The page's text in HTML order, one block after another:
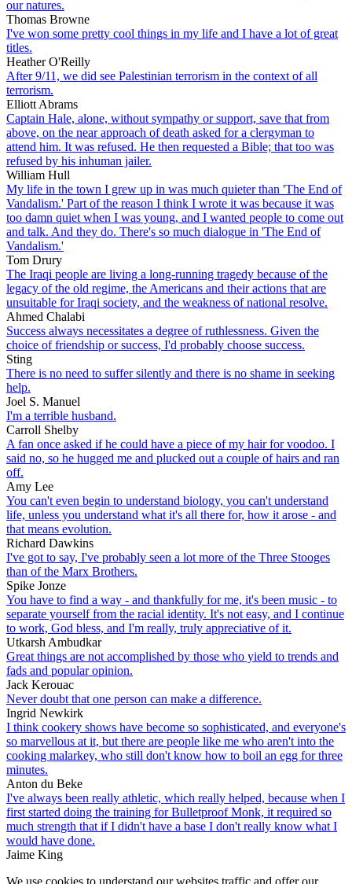
our natures.
Thomas Browne
I've won some pretty cool things in my life and I have a lot of great
titles.
Heather O'Reilly
After 9/11, we did see Palestinian terrorism in the context of all
terrorism.
Elliott Abrams
Captain Hale, alone, without sympathy or support, save that from
above, on the near approach of death asked for a clergyman to
attend him. It was refused. He then requested a Bible; that too was
refused by his inhuman jailer.
William Hull
My life in the town I grew up in was much quieter than 'The End of
Vandalism.' Part of the reason I think I wrote it was because it was
too damn quiet when I was young, and I wanted people to come out
and talk. And they do. There's so much dialogue in 'The End of
Vandalism.'
Tom Drury
The Iraqi people are living a long-running tragedy because of the
legacy of the old regime, the Americans and their actions that are
unsuitable for Iraqi society, and the weakness of national resolve.
Ahmed Chalabi
Success always necessitates a degree of ruthlessness. Given the
choice of friendship or success, I'd probably choose success.
Sting
There is no need to suffer silently and there is no shame in seeking
help.
Joel S. Manuel
I'm a terrible husband.
Carroll Shelby
A fan once asked if he could have a piece of my hair for voodoo. I
said no, so he hugged me and plucked out a couple of hairs and ran
off.
Amy Lee
You can't even begin to understand biology, you can't understand
life, unless you understand what it's all there for, how it arose - and
that means evolution.
Richard Dawkins
I've got to say, I've probably seen a lot more of the Three Stooges
than of the Marx Brothers.
Spike Jonze
You have to find a way - and thankfully for me, it's been music - to
separate yourself from the racial identity. It's not easy, and I continue
to work, God bless, and I'm really, truly appreciative of it.
Utkarsh Ambudkar
Great things are not accomplished by those who yield to trends and
fads and popular opinion.
Jack Kerouac
Never doubt that one person can make a difference.
Ingrid Newkirk
I think cookery shows have become so sophisticated, and everyone's
so marvellous at it, but there are people like me who aren't into the
cooking malarkey, who still don't know how to boil an egg for three
minutes.
Anton du Beke
I've always been really athletic, which really helped, because when I
first started doing the training for Bulletproof Monk, it required so
much strength that if I didn't have a base I don't really know what I
would have done.
Jaime King
We use cookies to understand our websites traffic and offer our